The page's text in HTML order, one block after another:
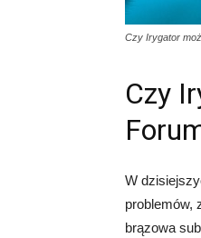
Czy Irygator
Czy
W
problemów,
brązowa